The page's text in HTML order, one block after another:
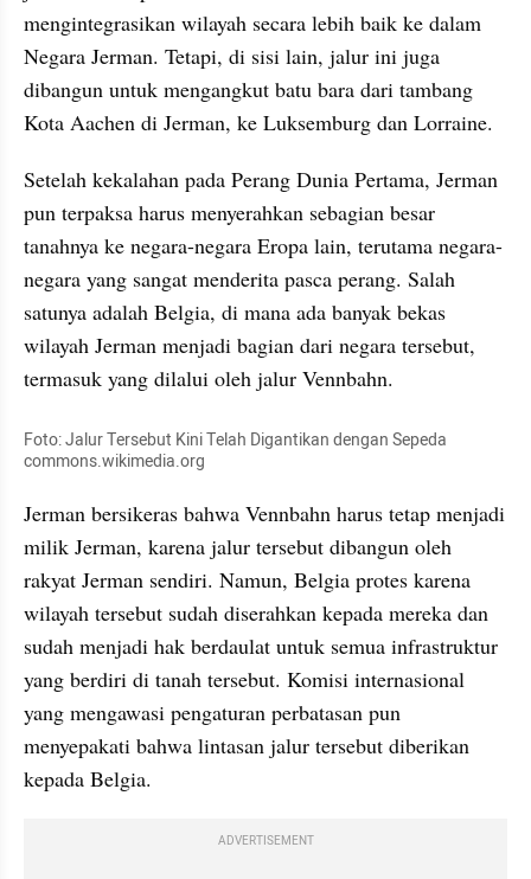
mengintegrasikan wilayah secara lebih baik ke dalam
Negara Jerman. Tetapi, di sisi lain, jalur ini juga
dibangun untuk mengangkut batu bara dari tambang
Kota Aachen di Jerman, ke Luksemburg dan Lorraine.
Setelah kekalahan pada Perang Dunia Pertama, Jerman
pun terpaksa harus menyerahkan sebagian besar
tanahnya ke negara-negara Eropa lain, terutama negara-
negara yang sangat menderita pasca perang. Salah
satunya adalah Belgia, di mana ada banyak bekas
wilayah Jerman menjadi bagian dari negara tersebut,
termasuk yang dilalui oleh jalur Vennbahn.
Foto: Jalur Tersebut Kini Telah Digantikan dengan Sepeda
commons.wikimedia.org
Jerman bersikeras bahwa Vennbahn harus tetap menjadi
milik Jerman, karena jalur tersebut dibangun oleh
rakyat Jerman sendiri. Namun, Belgia protes karena
wilayah tersebut sudah diserahkan kepada mereka dan
sudah menjadi hak berdaulat untuk semua infrastruktur
yang berdiri di tanah tersebut. Komisi internasional
yang mengawasi pengaturan perbatasan pun
menyepakati bahwa lintasan jalur tersebut diberikan
kepada Belgia.
ADVERTISEMENT